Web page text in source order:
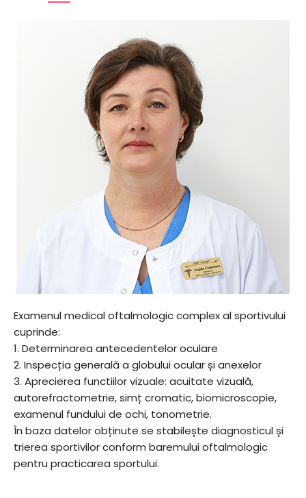
Examenul medical oftalmologic complex al sportivului
cuprinde:
1. Determinarea antecedentelor oculare
2. Inspecția generală a globului ocular și anexelor
3. Aprecierea functiilor vizuale: acuitate vizuală,
autorefractometrie, simț cromatic, biomicroscopie,
examenul fundului de ochi, tonometrie.
În baza datelor obținute se stabilește diagnosticulși
trierea sportivilor conform baremului oftalmologic
pentru practicarea sportului.